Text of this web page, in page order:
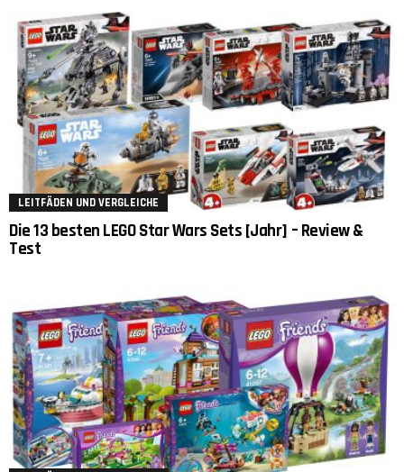
LEITFÄDEN UND VERGLEICHE
Die 13 besten LEGO Star Wars Sets [Jahr] – Review &
Test